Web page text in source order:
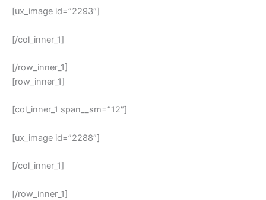
[ux_image id=”2293″]
[/col_inner_1]
[/row_inner_1]
[row_inner_1]
[col_inner_1 span__sm=”12″]
[ux_image id=”2288″]
[/col_inner_1]
[/row_inner_1]